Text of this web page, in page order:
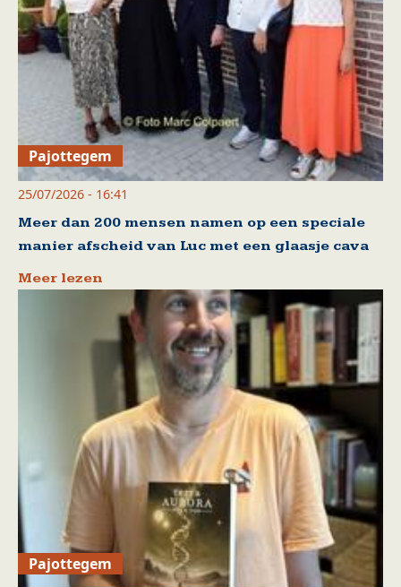
Pajottegem
25/07/2026 - 16:41
Meer dan 200 mensen namen op een speciale
manier afscheid van Luc met een glaasje cava
Meer lezen
Pajottegem